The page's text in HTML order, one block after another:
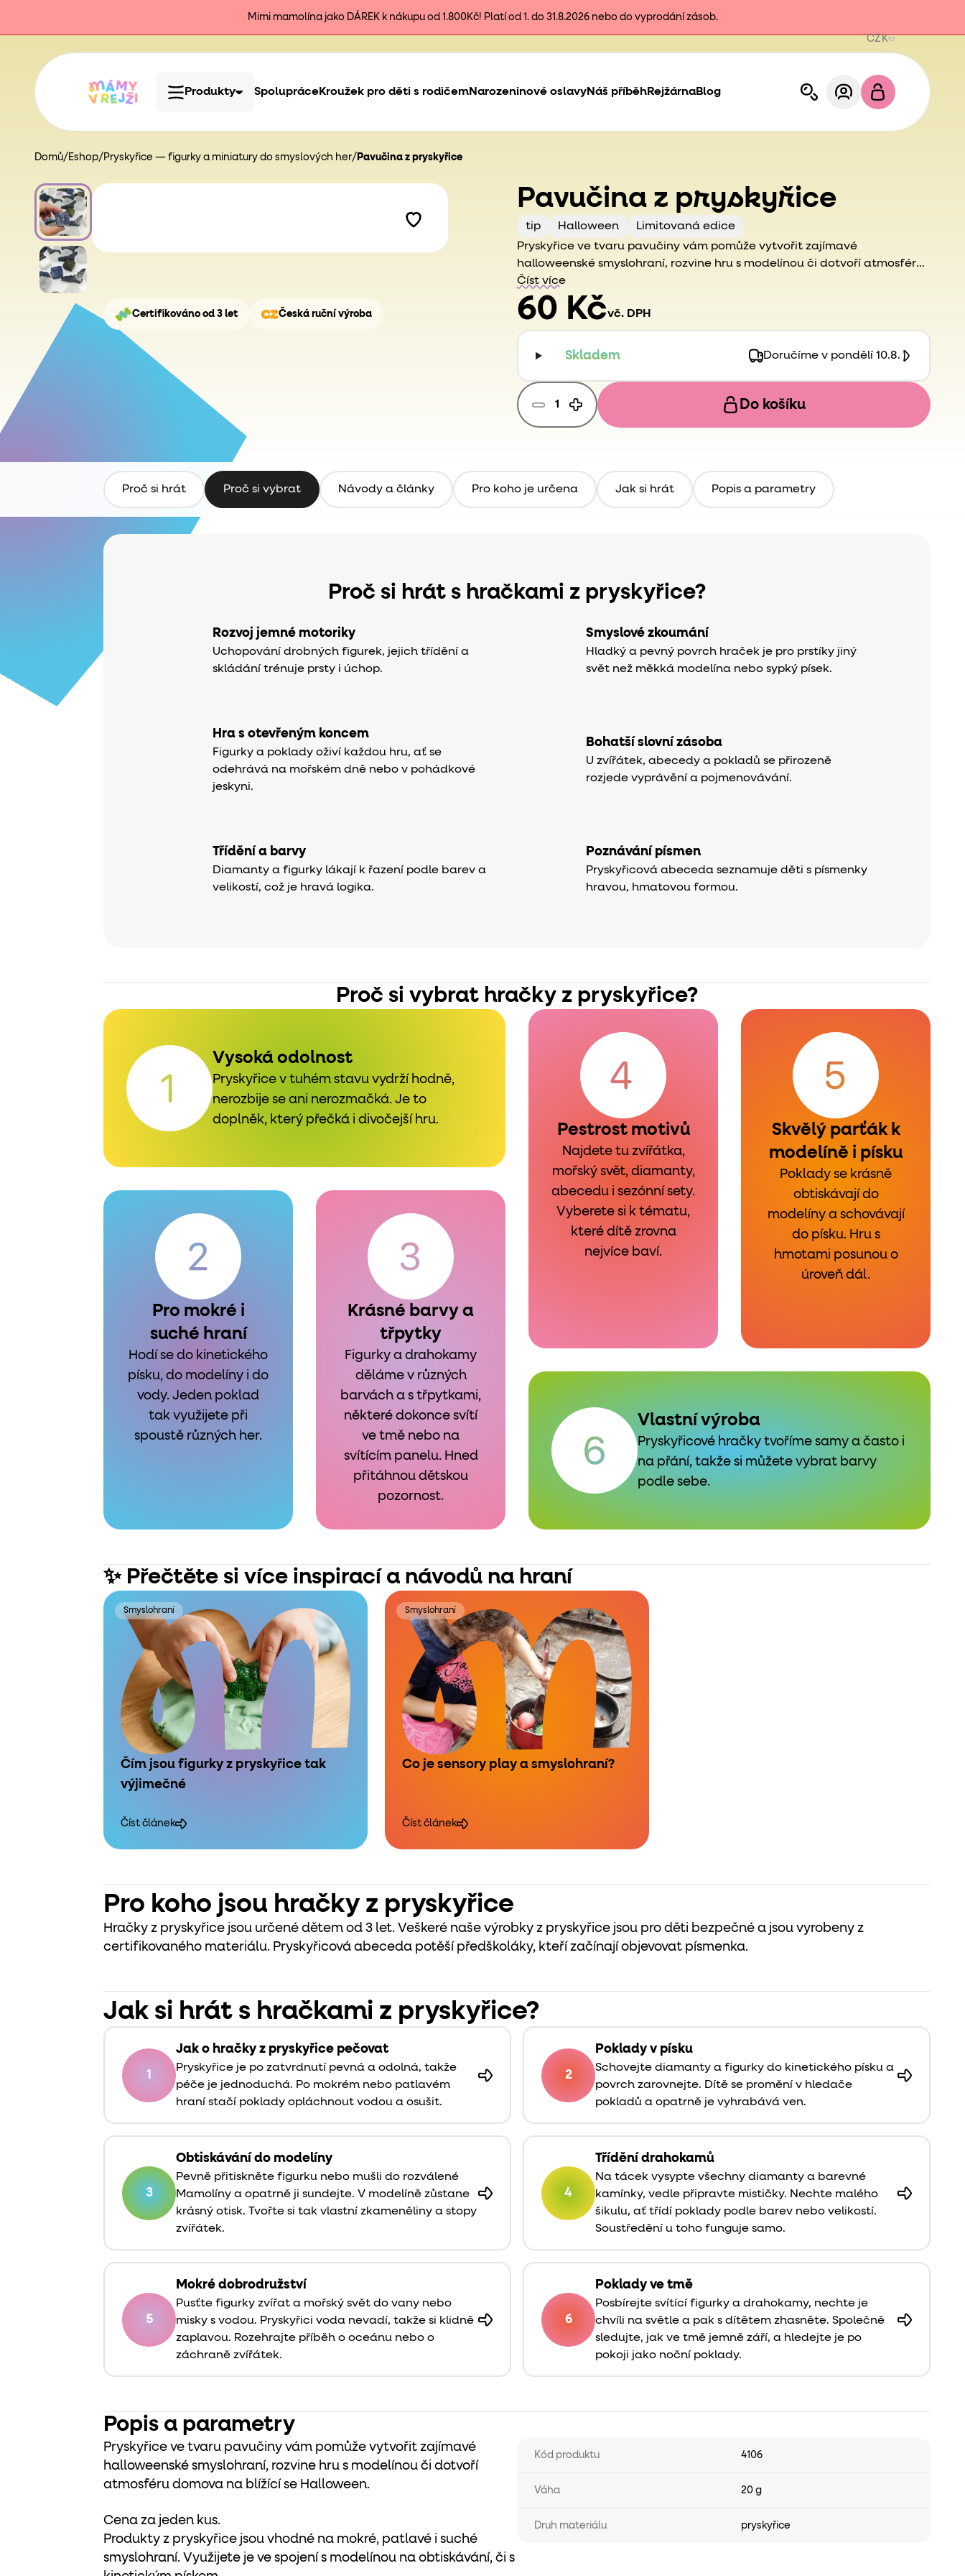
Mimi mamolína jako DÁREK k nákupu od 1.800Kč! Platí od 1. do 31.8.2026 nebo do vyprodání zásob.
CZK
Produkty SpolupráceKroužek pro děti s rodičemNarozeninové oslavyNáš příběhRejžárnaBlog
Domů/ Eshop/ Pryskyřice — figurky a miniatury do smyslových her/ Pavučina z pryskyřice
Certifikováno od 3 let Česká ruční výroba
Pavučina z pryskyřice
tip Halloween
Limitovaná edice
Pryskyřice ve tvaru pavučiny vám pomůže vytvořit zajímavé
halloweenské smyslohraní, rozvine hru s modelínou či dotvoří atmosféru
domova na blížící se Halloween.
Číst více
60 Kčvč. DPH
Skladem Doručíme v pondělí 10.8.
Do košíku
Proč si hrát Proč si vybrat Návody a články Pro koho je určena Jak si hrát Popis a parametry
Proč si hrát s hračkami z pryskyřice?
Rozvoj jemné motoriky
Uchopování drobných figurek, jejich třídění a
skládání trénuje prsty i úchop.
Smyslové zkoumání
Hladký a pevný povrch hraček je pro prstíky jiný
svět než měkká modelína nebo sypký písek.
Hra s otevřeným koncem
Figurky a poklady oživí každou hru, ať se
odehrává na mořském dně nebo v pohádkové
jeskyni.
Bohatší slovní zásoba
U zvířátek, abecedy a pokladů se přirozeně
rozjede vyprávění a pojmenovávání.
Třídění a barvy
Diamanty a figurky lákají k řazení podle barev a
velikostí, což je hravá logika.
Poznávání písmen
Pryskyřicová abeceda seznamuje děti s písmenky
hravou, hmatovou formou.
Proč si vybrat hračky z pryskyřice?
Vysoká odolnost
Pryskyřice v tuhém stavu vydrží hodně,
nerozbije se ani nerozmačká. Je to
doplněk, který přečká i divočejší hru.
Pro mokré i
suché hraní
Hodí se do kinetického
písku, do modelíny i do
vody. Jeden poklad
tak využijete při
spoustě různých her.
Krásné barvy a
třpytky
Figurky a drahokamy
děláme v různých
barvách a s třpytkami,
některé dokonce svítí
ve tmě nebo na
svítícím panelu. Hned
přitáhnou dětskou
pozornost.
Pestrost motivů
Najdete tu zvířátka,
mořský svět, diamanty,
abecedu i sezónní sety.
Vyberete si k tématu,
které dítě zrovna
nejvíce baví.
Skvělý parťák k
modelíně i písku
Poklady se krásně
obtiskávají do
modelíny a schovávají
do písku. Hru s
hmotami posunou o
úroveň dál.
Vlastní výroba
Pryskyřicové hračky tvoříme samy a často i
na přání, takže si můžete vybrat barvy
podle sebe.
✨ Přečtěte si více inspirací a návodů na hraní
Smyslohraní
Čím jsou figurky z pryskyřice tak
výjimečné
Číst článek
Smyslohraní
Co je sensory play a smyslohraní?
Číst článek
Pro koho jsou hračky z pryskyřice
Hračky z pryskyřice jsou určené dětem od 3 let. Veškeré naše výrobky z pryskyřice jsou pro děti bezpečné a jsou vyrobeny z
certifikovaného materiálu. Pryskyřicová abeceda potěší předškoláky, kteří začínají objevovat písmenka.
Jak si hrát s hračkami z pryskyřice?
1
Jak o hračky z pryskyřice pečovat
Pryskyřice je po zatvrdnutí pevná a odolná, takže
péče je jednoduchá. Po mokrém nebo patlavém
hraní stačí poklady opláchnout vodou a osušit.
2
Poklady v písku
Schovejte diamanty a figurky do kinetického písku a
povrch zarovnejte. Dítě se promění v hledače
pokladů a opatrně je vyhrabává ven.
3
Obtiskávání do modelíny
Pevně přitiskněte figurku nebo mušli do rozválené
Mamolíny a opatrně ji sundejte. V modelíně zůstane
krásný otisk. Tvořte si tak vlastní zkameněliny a stopy
zvířátek.
4
Třídění drahokamů
Na tácek vysypte všechny diamanty a barevné
kamínky, vedle připravte mističky. Nechte malého
šikulu, ať třídí poklady podle barev nebo velikostí.
Soustředění u toho funguje samo.
5
Mokré dobrodružství
Pusťte figurky zvířat a mořský svět do vany nebo
misky s vodou. Pryskyřici voda nevadí, takže si klidně
zaplavou. Rozehrajte příběh o oceánu nebo o
záchraně zvířátek.
6
Poklady ve tmě
Posbírejte svítící figurky a drahokamy, nechte je
chvíli na světle a pak s dítětem zhasněte. Společně
sledujte, jak ve tmě jemně září, a hledejte je po
pokoji jako noční poklady.
Popis a parametry
Pryskyřice ve tvaru pavučiny vám pomůže vytvořit zajímavé
halloweenské smyslohraní, rozvine hru s modelínou či dotvoří
atmosféru domova na blížící se Halloween.
Cena za jeden kus.
Produkty z pryskyřice jsou vhodné na mokré, patlavé i suché
smyslohraní. Využijete je ve spojení s modelínou na obtiskávání, či s
Kód produktu 4106
Váha 20 g
Druh materiálu pryskyřice